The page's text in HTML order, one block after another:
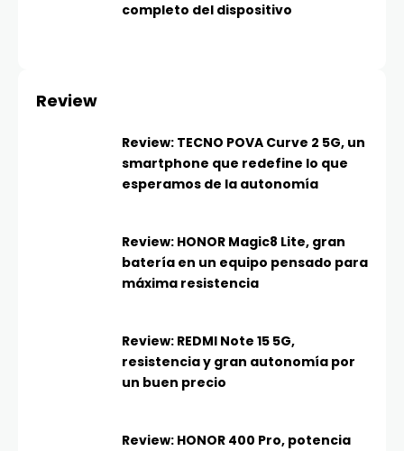
completo del dispositivo
Review
Review: TECNO POVA Curve 2 5G, un
smartphone que redefine lo que
esperamos de la autonomía
Review: HONOR Magic8 Lite, gran
batería en un equipo pensado para
máxima resistencia
Review: REDMI Note 15 5G,
resistencia y gran autonomía por
un buen precio
Review: HONOR 400 Pro, potencia